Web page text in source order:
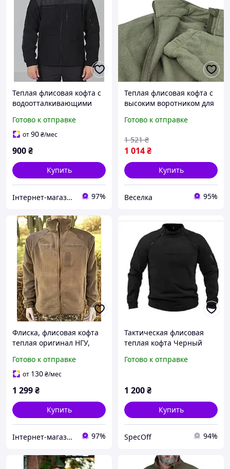
Теплая флисовая кофта с
водоотталкивающими
цвете
Готово к отправке
от90₴/мес
900₴
Купить
Інтернет-магазин "Закупка онлайн" 97%
Теплая флисовая кофта с
высоким воротником для
повседневного
карманами FLAME
Готово к отправке
1 014₴
1 521 ₴
Купить
Веселка 95%
Флиска, флисовая кофта
теплая оригинал НГУ,
Готово к отправке
от 130₴/мес
1 299₴
Купить
Інтернет-магазин "Закупка онлайн" 97%
Тактическая флисовая
теплая кофта Черный
Готово к отправке
1 200₴
Купить
SpecOff 94%